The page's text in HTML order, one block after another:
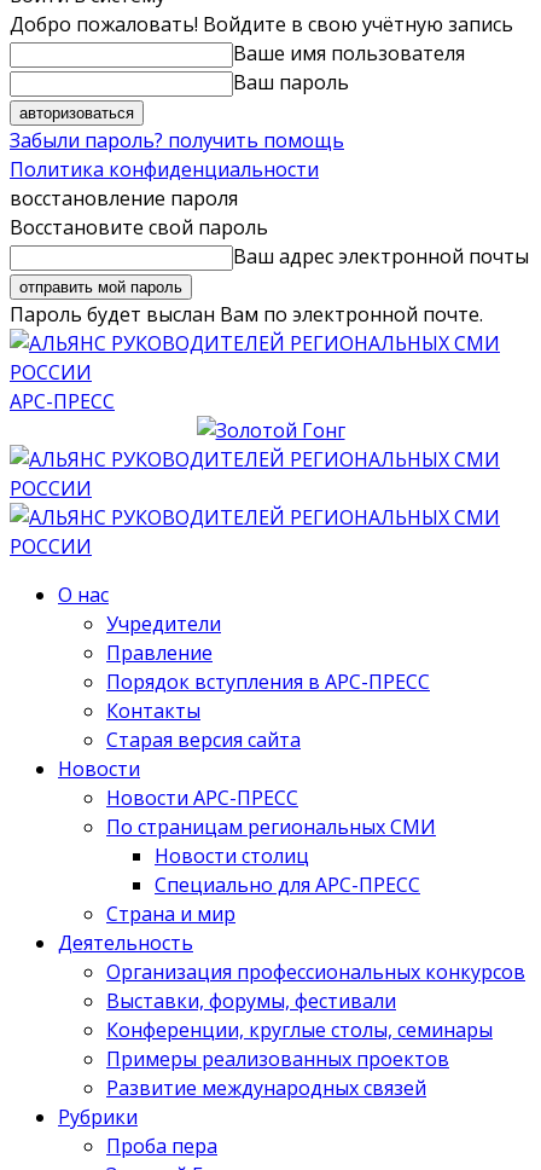
Добро пожаловать! Войдите в свою учётную запись
Ваше имя пользователя
Ваш пароль
Забыли пароль? получить помощь
Политика конфиденциальности
восстановление пароля
Восстановите свой пароль
Ваш адрес электронной почты
Пароль будет выслан Вам по электронной почте.
АРС-ПРЕСС
О нас
Учредители
Правление
Порядок вступления в АРС-ПРЕСС
Контакты
Старая версия сайта
Новости
Новости АРС-ПРЕСС
По страницам региональных СМИ
Новости столиц
Специально для АРС-ПРЕСС
Страна и мир
Деятельность
Организация профессиональных конкурсов
Выставки, форумы, фестивали
Конференции, круглые столы, семинары
Примеры реализованных проектов
Развитие международных связей
Рубрики
Проба пера